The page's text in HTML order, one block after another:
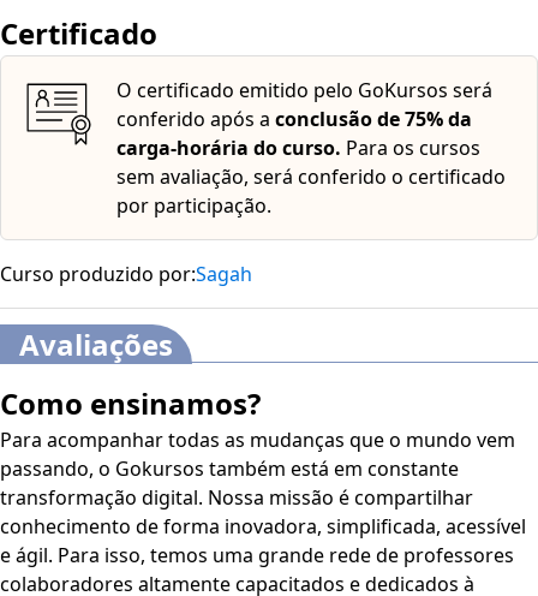
estudantes e profissionais da área de Jogos digitais, Além
dispõe dos seguintes recursos de acessibilidade: cores
em alto-contraste, aumento de fonte e tradução
automática mediante a Língua Brasileira de Sinais
(Libras). Para ativar esses recursos, acesse "minha
conta" do lado direito da tela na parte superior e
habilite de acordo com sua necessidade.O conteúdo do
curso ficará disponível por até 120 dias após a compra.
Certificado
O certificado emitido pelo GoKursos será
conferido após a conclusão de 75% da
carga-horária do curso. Para os cursos
sem avaliação, será conferido o certificado
por participação.
Curso produzido por:Sagah
Avaliações
Como ensinamos?
Para acompanhar todas as mudanças que o mundo vem
passando, o Gokursos também está em constante
transformação digital. Nossa missão é compartilhar
conhecimento de forma inovadora, simplificada, acessível
e ágil. Para isso, temos uma grande rede de professores
colaboradores altamente capacitados e dedicados à